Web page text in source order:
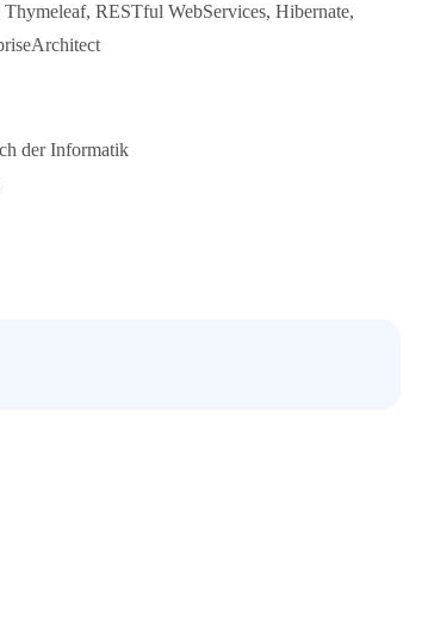
RESTful WebServices, Hibernate,
der Informatik